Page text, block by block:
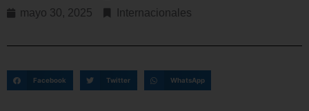
mayo 30, 2025 Internacionales
Facebook Twitter WhatsApp